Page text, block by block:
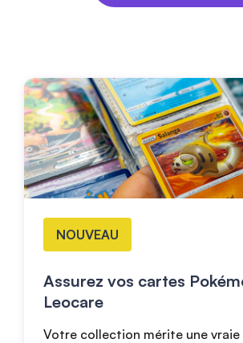
NOUVEAU
Assurez vos cartes
Leocare
Votre collection mérite une